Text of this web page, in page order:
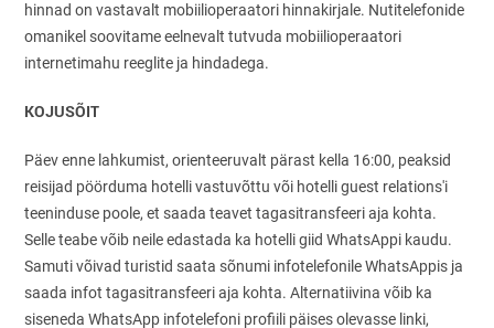
hinnad on vastavalt mobiilioperaatori hinnakirjale. Nutitelefonide
omanikel soovitame eelnevalt tutvuda mobiilioperaatori
internetimahu reeglite ja hindadega.
KOJUSÕIT
Päev enne lahkumist, orienteeruvalt pärast kella 16:00, peaksid
reisijad pöörduma hotelli vastuvõttu või hotelli guest relations'i
teeninduse poole, et saada teavet tagasitransfeeri aja kohta.
Selle teabe võib neile edastada ka hotelli giid WhatsAppi kaudu.
Samuti võivad turistid saata sõnumi infotelefonile WhatsAppis ja
saada infot tagasitransfeeri aja kohta. Alternatiivina võib ka
siseneda WhatsApp infotelefoni profiili päises olevasse linki,